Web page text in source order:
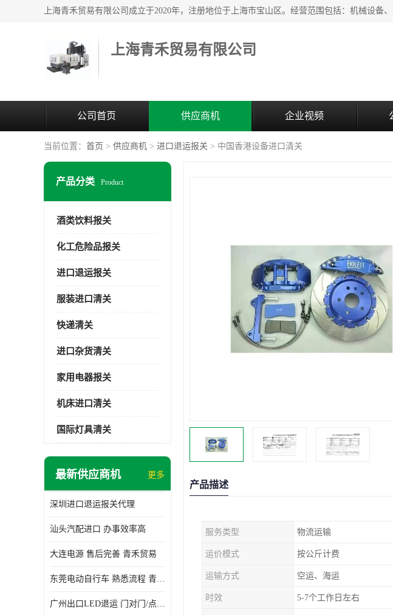
上海青禾贸易有限公司
公司首页 供应商机 企业视频
当前位置： 首页 > 供应商机 > 进口退运报关 > 中国香港设备进口清关
产品分类 Product
酒类饮料报关
化工危险品报关
进口退运报关
服装进口清关
快递清关
进口杂货清关
家用电器报关
机床进口清关
国际灯具清关
最新供应商机 更多
深圳进口退运报关代理
汕头汽配进口 办事效率高
大连电源 售后完善 青禾贸易
东莞电动自行车 熟悉流程 青禾贸易
广州出口LED退运 门对门/点对点
产品描述
服务类型 物流运输
运价模式 按公斤计费
运输方式 空运、海运
时效 5-7个工作日左右